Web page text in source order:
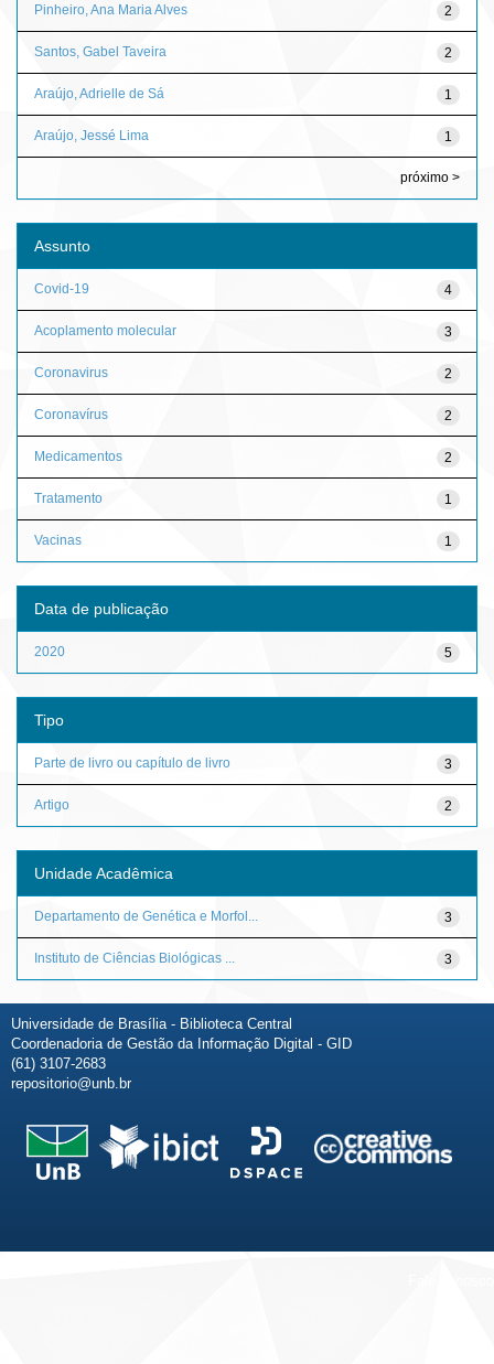
2
Pinheiro, Ana Maria Alves
2
Santos, Gabel Taveira
1
Araújo, Adrielle de Sá
1
Araújo, Jessé Lima
próximo >
Assunto
4
Covid-19
3
Acoplamento molecular
2
Coronavirus
2
Coronavírus
2
Medicamentos
1
Tratamento
1
Vacinas
Data de publicação
5
2020
Tipo
3
Parte de livro ou capítulo de livro
2
Artigo
Unidade Acadêmica
3
Departamento de Genética e Morfol...
3
Instituto de Ciências Biológicas ...
Universidade de Brasília - Biblioteca Central
Coordenadoria de Gestão da Informação Digital - GID
(61) 3107-2683
repositorio@unb.br